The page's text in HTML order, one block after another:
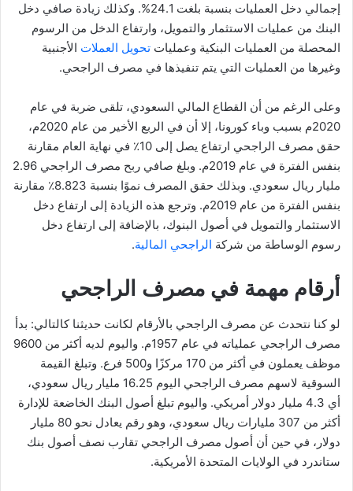
إجمالي دخل العمليات بنسبة بلغت 24.1%. وكذلك زيادة صافي دخل
البنك من عمليات الاستثمار والتمويل، وارتفاع الدخل من الرسوم
المحصلة من العمليات البنكية وعمليات تحويل العملات الأجنبية
وغيرها من العمليات التي يتم تنفيذها في مصرف الراجحي.
وعلى الرغم من أن القطاع المالي السعودي، تلقى ضربة في عام
2020م بسبب وباء كورونا، إلا أن في الربع الأخير من عام 2020م،
حقق مصرف الراجحي ارتفاع يصل إلى 10٪ في نهاية العام مقارنة
بنفس الفترة في عام 2019م. وبلغ صافي ربح مصرف الراجحي 2.96
مليار ريال سعودي. وبذلك حقق المصرف نموًا بنسبة 8.823٪ مقارنة
بنفس الفترة من عام 2019م. وترجع هذه الزيادة إلى ارتفاع دخل
الاستثمار والتمويل في أصول البنوك، بالإضافة إلى ارتفاع دخل
رسوم الوساطة من شركة الراجحي المالية.
أرقام مهمة في مصرف الراجحي
لو كنا نتحدث عن مصرف الراجحي بالأرقام لكانت حديثنا كالتالي: بدأ
مصرف الراجحي عملياته في عام 1957م. واليوم لديه أكثر من 9600
موظف يعملون في أكثر من 170 مركزًا و500 فرع. وتبلغ القيمة
السوقية لاسهم مصرف الراجحي اليوم 16.25 مليار ريال سعودي،
أي 4.3 مليار دولار أمريكي. واليوم تبلغ أصول البنك الخاضعة للإدارة
أكثر من 307 مليارات ريال سعودي، وهو رقم يعادل نحو 80 مليار
دولار، في حين أن أصول مصرف الراجحي تقارب نصف أصول بنك
ستاندرد في الولايات المتحدة الأمريكية.